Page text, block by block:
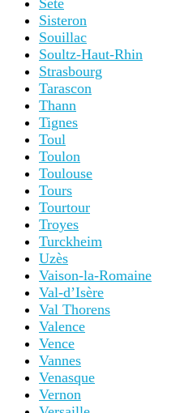
Sète
Sisteron
Souillac
Soultz-Haut-Rhin
Strasbourg
Tarascon
Thann
Tignes
Toul
Toulon
Toulouse
Tours
Tourtour
Troyes
Turckheim
Uzès
Vaison-la-Romaine
Val-d’Isère
Val Thorens
Valence
Vence
Vannes
Venasque
Vernon